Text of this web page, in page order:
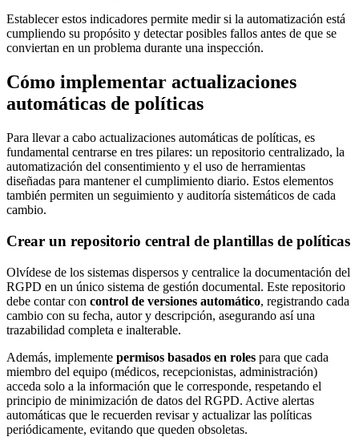
Establecer estos indicadores permite medir si la automatización está
cumpliendo su propósito y detectar posibles fallos antes de que se
conviertan en un problema durante una inspección.
Cómo implementar actualizaciones
automáticas de políticas
Para llevar a cabo actualizaciones automáticas de políticas, es
fundamental centrarse en tres pilares: un repositorio centralizado, la
automatización del consentimiento y el uso de herramientas
diseñadas para mantener el cumplimiento diario. Estos elementos
también permiten un seguimiento y auditoría sistemáticos de cada
cambio.
Crear un repositorio central de plantillas de políticas
Olvídese de los sistemas dispersos y centralice la documentación del
RGPD en un único sistema de gestión documental. Este repositorio
debe contar con control de versiones automático, registrando cada
cambio con su fecha, autor y descripción, asegurando así una
trazabilidad completa e inalterable.
Además, implemente permisos basados en roles para que cada
miembro del equipo (médicos, recepcionistas, administración)
acceda solo a la información que le corresponde, respetando el
principio de minimización de datos del RGPD. Active alertas
automáticas que le recuerden revisar y actualizar las políticas
periódicamente, evitando que queden obsoletas.